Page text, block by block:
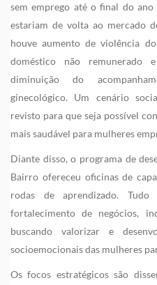
sem emprego até o final do ano
estariam de volta ao mercado
houve aumento de violência
doméstico não remunerado
diminuição do
ginecológico. Um cenário
revisto para que seja possível
mais saudável para mulheres
Diante disso, o programa de
Bairro ofereceu oficinas de
rodas de aprendizado.
fortalecimento de negócios,
buscando valorizar e
socioemocionais das mulheres
Os focos estratégicos são